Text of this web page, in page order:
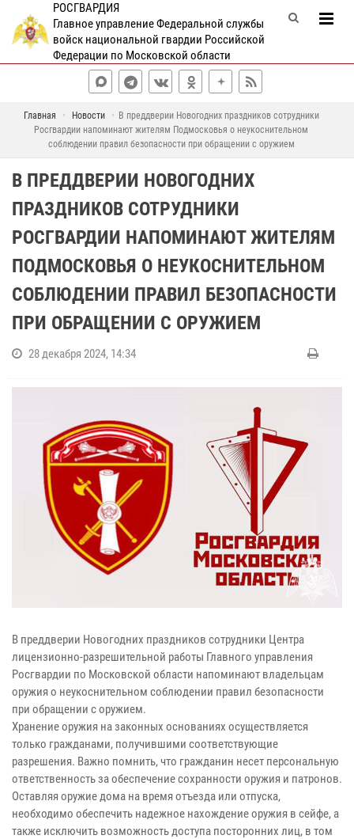
РОСГВАРДИЯ
Главное управление Федеральной службы
войск национальной гвардии Российской
Федерации по Московской области
Главная Новости
В преддверии Новогодних праздников сотрудники
Росгвардии напоминают жителям Подмосковья о неукоснительном
соблюдении правил безопасности при обращении с оружием
В ПРЕДДВЕРИИ НОВОГОДНИХ
ПРАЗДНИКОВ СОТРУДНИКИ
РОСГВАРДИИ НАПОМИНАЮТ ЖИТЕЛЯМ
ПОДМОСКОВЬЯ О НЕУКОСНИТЕЛЬНОМ
СОБЛЮДЕНИИ ПРАВИЛ БЕЗОПАСНОСТИ
ПРИ ОБРАЩЕНИИ С ОРУЖИЕМ
28 декабря 2024, 14:34
В преддверии Новогодних праздников сотрудники Центра
лицензионно-разрешительной работы Главного управления
Росгвардии по Московской области напоминают владельцам
оружия о неукоснительном соблюдении правил безопасности
при обращении с оружием.
Хранение оружия на законных основаниях осуществляется
только гражданами, получившими соответствующие
разрешения. Важно помнить, что гражданин несет персональную
ответственность за обеспечение сохранности оружия и патронов.
Оставляя оружие дома на время отъезда или отпуска,
необходимо обеспечить надежное нахождение оружия в сейфе, а
также исключить возможность доступа посторонних лиц, в том